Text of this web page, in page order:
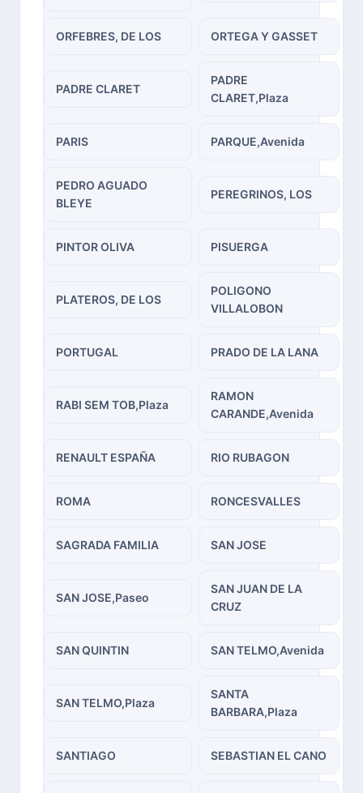
ORFEBRES, DE LOS ORTEGA Y GASSET
PADRE CLARET
PADRE
CLARET,Plaza
PARIS PARQUE,Avenida
PEDRO AGUADO
BLEYE
PEREGRINOS, LOS
PINTOR OLIVA PISUERGA
PLATEROS, DE LOS
POLIGONO
VILLALOBON
PORTUGAL PRADO DE LA LANA
RABI SEM TOB,Plaza
RAMON
CARANDE,Avenida
RENAULT ESPAÑA RIO RUBAGON
ROMA RONCESVALLES
SAGRADA FAMILIA SAN JOSE
SAN JOSE,Paseo
SAN JUAN DE LA
CRUZ
SAN QUINTIN SAN TELMO,Avenida
SAN TELMO,Plaza
SANTA
BARBARA,Plaza
SANTIAGO SEBASTIAN EL CANO